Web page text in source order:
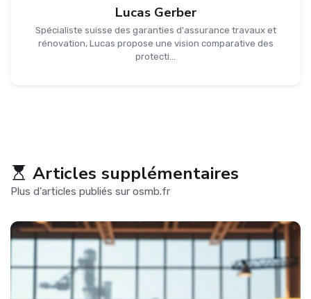
Lucas Gerber
Spécialiste suisse des garanties d'assurance travaux et
rénovation, Lucas propose une vision comparative des
protecti...
Articles supplémentaires
Plus d'articles publiés sur osmb.fr